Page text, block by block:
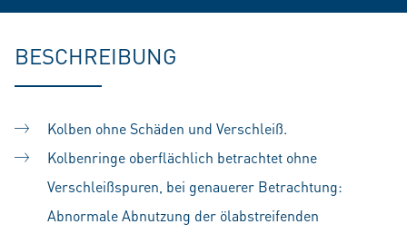
BESCHREIBUNG
Kolben ohne Schäden und Verschleiß.
Kolbenringe oberflächlich betrachtet ohne
Verschleißspuren, bei genauerer Betrachtung:
Abnormale Abnutzung der ölabstreifenden